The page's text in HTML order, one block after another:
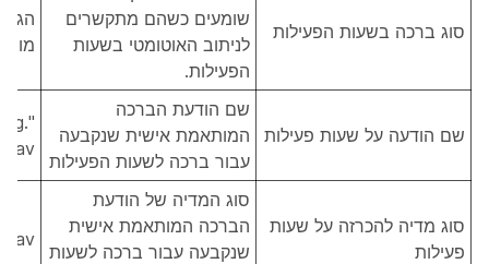
סוג ברכה בשעות הפעילות
שומעים כשהם מתקשרים
לניתוב האוטומטי בשעות
הפעילות.
שם הודעה על שעות פעילות
שם הודעת הברכה
המותאמת אישית שנקבעה
עבור ברכה לשעות הפעילות
wav"
סוג מדיה להכרזה על שעות
פעילות
סוג המדיה של הודעת
הברכה המותאמת אישית
שנקבעה עבור ברכה לשעות
wav